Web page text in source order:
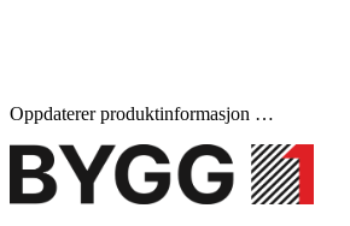
Oppdaterer produktinformasjon …